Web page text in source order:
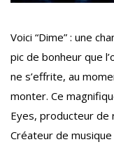
Voici “Dime” : une
pic de bonheur que
ne s’effrite, au
monter. Ce
Eyes, producteur de
Créateur de